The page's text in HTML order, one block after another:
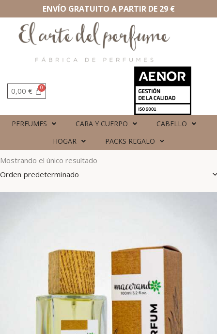
ENVÍO GRATUITO A PARTIR DE 29 €
0,00 €
PERFUMES CARA Y CUERPO
CABELLO
HOGAR
PACKS REGALO
Mostrando el único resultado